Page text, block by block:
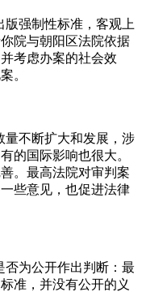
版强制性标准，客观上
院与朝阳区法院依据
考虑办案的社会效
。
量不断扩大和发展，涉
的国际影响也很大。
。最高法院对审判案
些意见，也促进法律
否为公开作出判断：最
准，并没有公开的义